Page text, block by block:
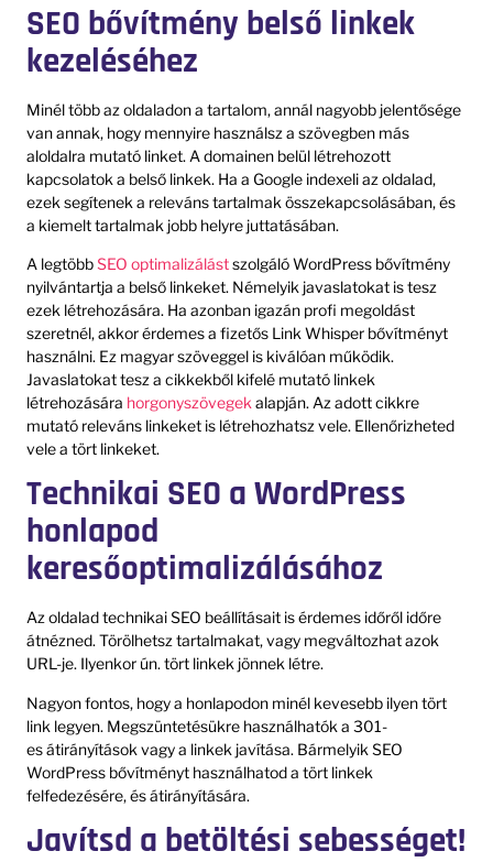
SEO bővítmény belső linkek
kezeléséhez
Minél több az oldaladon a tartalom, annál nagyobb jelentősége
van annak, hogy mennyire használsz a szövegben más
aloldalra mutató linket. A domainen belül létrehozott
kapcsolatok a belső linkek. Ha a Google indexeli az oldalad,
ezek segítenek a releváns tartalmak összekapcsolásában, és
a kiemelt tartalmak jobb helyre juttatásában.
A legtöbbSEO optimalizálástszolgáló WordPress bővítmény
nyilvántartja a belső linkeket. Némelyik javaslatokat is tesz
ezek létrehozására. Ha azonban igazán profi megoldást
szeretnél, akkor érdemes a fizetős Link Whisper bővítményt
használni. Ez magyar szöveggel is kiválóan működik.
Javaslatokat tesz a cikkekből kifelé mutató linkek
létrehozására horgonyszövegek alapján. Az adott cikkre
mutató releváns linkeket is létrehozhatsz vele. Ellenőrizheted
vele a tört linkeket.
Technikai SEO a WordPress
honlapod
keresőoptimalizálásához
Az oldalad technikai SEO beállításait is érdemes időről időre
átnézned. Törölhetsz tartalmakat, vagy megváltozhat azok
URL-je. Ilyenkor ún. tört linkek jönnek létre.
Nagyon fontos, hogy a honlapodon minél kevesebb ilyen tört
link legyen. Megszüntetésükre használhatók a 301-
es átirányítások vagy a linkek javítása. Bármelyik SEO
WordPress bővítményt használhatod a tört linkek
felfedezésére, és átirányítására.
Javítsd a betöltési sebességet!